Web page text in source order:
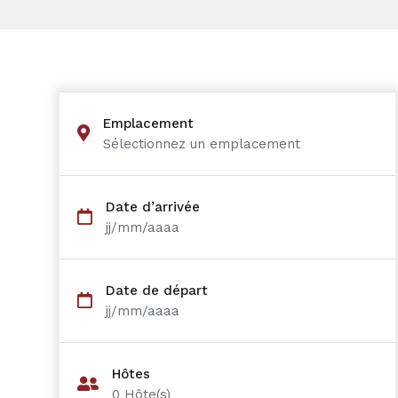
Emplacement
Sélectionnez un emplacement
Date d’arrivée
jj/mm/aaaa
Date de départ
jj/mm/aaaa
Hôtes
0 Hôte(s)